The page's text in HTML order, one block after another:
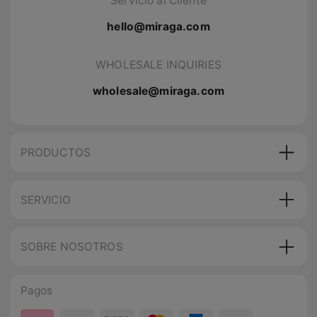
hello@miraga.com
WHOLESALE INQUIRIES
wholesale@miraga.com
PRODUCTOS
SERVICIO
SOBRE NOSOTROS
Pagos